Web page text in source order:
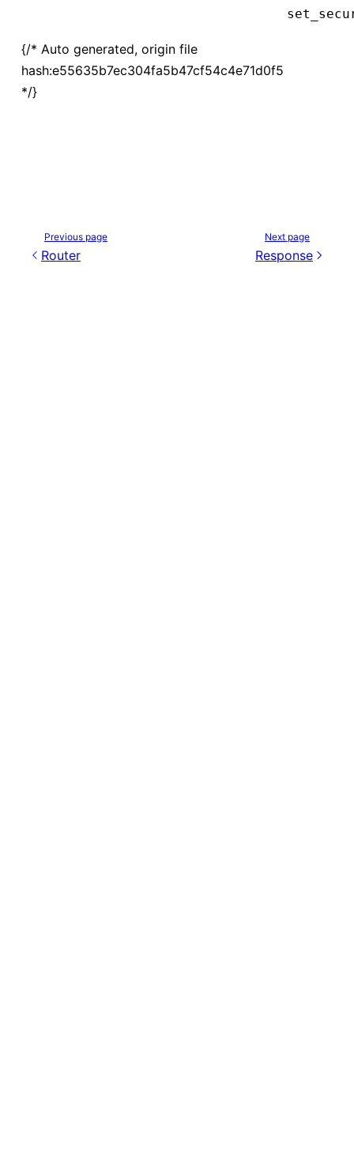
{/* Auto generated, origin file
hash:e55635b7ec304fa5b47cf54c4e71d0f5
*/}
Previous page
Router
Next page
Response